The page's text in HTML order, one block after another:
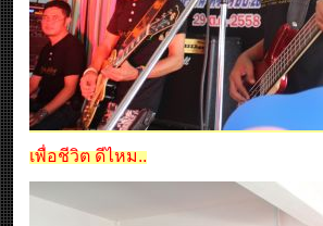
เพื่อชีวิต ดีไหม..